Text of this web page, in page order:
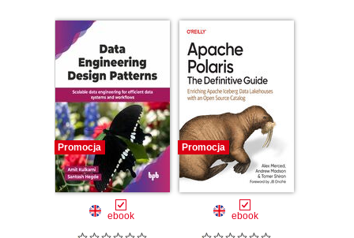
Promocja
ebook
Promocja
ebook